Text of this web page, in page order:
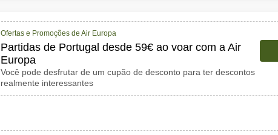
Ofertas e Promoções de Air Europa
Partidas de Portugal desde 59€ ao voar com a Air
Europa
Você pode desfrutar de um cupão de desconto para ter descontos
realmente interessantes